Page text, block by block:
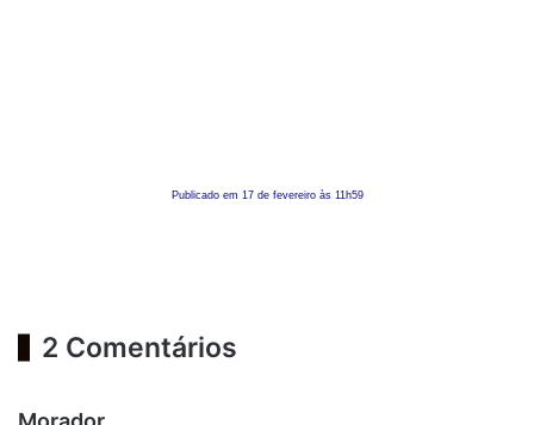
Publicado em 17 de fevereiro às 11h59
2 Comentários